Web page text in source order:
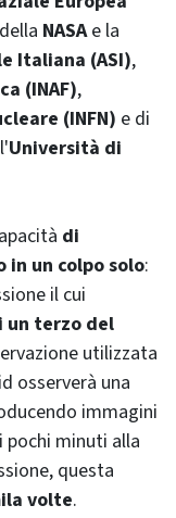
NASAe la
Italiana (ASI),
(INAF),
(INFN) e di
Università di
di
in un colpo solo:
il cui
un terzo del
utilizzata
osserverà una
immagini
minuti alla
questa
volte.